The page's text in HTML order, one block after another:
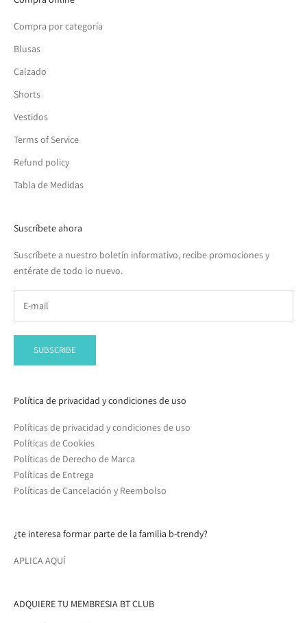
Compra por categoría
Blusas
Calzado
Shorts
Vestidos
Terms of Service
Refund policy
Tabla de Medidas
Suscríbete ahora
Suscríbete a nuestro boletín informativo, recibe promociones y
entérate de todo lo nuevo.
SUBSCRIBE
Política de privacidad y condiciones de uso
Políticas de privacidad y condiciones de uso
Políticas de Cookies
Políticas de Derecho de Marca
Políticas de Entrega
Políticas de Cancelación y Reembolso
¿te interesa formar parte de la familia b-trendy?
APLICA AQUÍ
ADQUIERE TU MEMBRESIA BT CLUB